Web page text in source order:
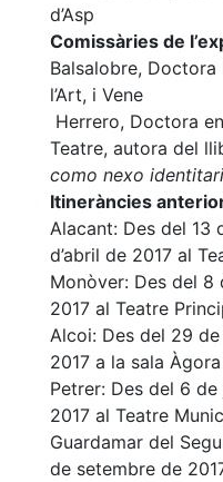
d’Asp
Comissàries de
Balsalobre,
l’Art, i Vene
Herrero, Doctora
Teatre, autora del
como nexo
Itineràncies
Alacant: Des del 13
d’abril de 2017 al
​Monòver: Des del 8
2017 al Teatre
Alcoi: Des del 29
2017 a la sala Àgora
Petrer: Des del 6
2017 al Teatre
Guardamar del
de setembre de